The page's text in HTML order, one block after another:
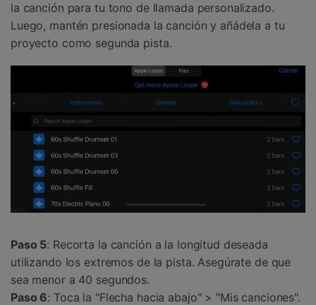
la canción para tu tono de llamada personalizado.
Luego, mantén presionada la canción y añádela a tu
proyecto como segunda pista.
Paso 5: Recorta la canción a la longitud deseada
utilizando los extremos de la pista. Asegúrate de que
sea menor a 40 segundos.
Paso 6: Toca la "Flecha hacia abajo" > "Mis canciones".